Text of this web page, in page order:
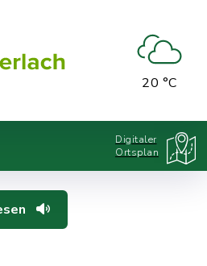
20 °C
Digitaler
Ortsplan